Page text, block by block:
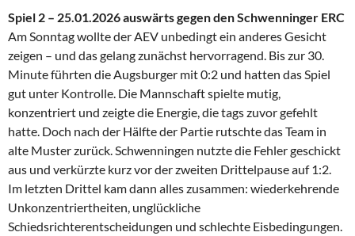
Spiel 2 – 25.01.2026 auswärts gegen den Schwenninger ERC
Am Sonntag wollte der AEV unbedingt ein anderes Gesicht
zeigen – und das gelang zunächst hervorragend. Bis zur 30.
Minute führten die Augsburger mit 0:2 und hatten das Spiel
gut unter Kontrolle. Die Mannschaft spielte mutig,
konzentriert und zeigte die Energie, die tags zuvor gefehlt
hatte. Doch nach der Hälfte der Partie rutschte das Team in
alte Muster zurück. Schwenningen nutzte die Fehler geschickt
aus und verkürzte kurz vor der zweiten Drittelpause auf 1:2.
Im letzten Drittel kam dann alles zusammen: wiederkehrende
Unkonzentriertheiten, unglückliche
Schiedsrichterentscheidungen und schlechte Eisbedingungen.